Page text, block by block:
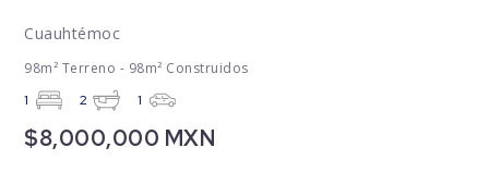
Cuauhtémoc
98m² Terreno - 98m² Construidos
1 2 1
$8,000,000 MXN